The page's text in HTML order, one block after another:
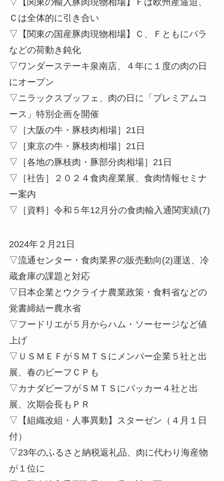
Ｃは全体的に引き合い
▽【関東の国産豚肉現物相場】Ｃ、Ｆともにバラ
などの荷動き鈍化
▽ワンダーステーキ泉南店、４年に１度の肉の日
にオープン
▽ニラックスブッフェ、肉の日に「プレミアムコ
ース」特別企画を開催
▽［大阪の牛・豚枝肉相場］21日
▽［東京の牛・豚枝肉相場］21日
▽［各地の豚枝肉・豚部分肉相場］21日
▽［社告］２０２４食肉産業展、食肉情報セミナ
ー案内
▽［資料］令和５年12月分の食肉輸入通関実績(7)
2024年２月21日
▽流通センター・食肉業界の販売動向(2)運送、冷
蔵倉庫の課題と対応
▽日本企業とウクライナ農業政策・食料省などの
覚書締結ー農水省
▽フードリエが５月からハム・ソーセージなど値
上げ
▽ＵＳＭＥＦがＳＭＴＳにメンバー企業５社と出
展、春のビーフＣＰも
▽カナダビーフがＳＭＴＳにパッカー４社と出
展、次期会長もＰＲ
▽【組織改組・人事異動】スターゼン（４月１日
付）
▽23年のふるさと納税返礼品、肉に代わり海産物
が１位に